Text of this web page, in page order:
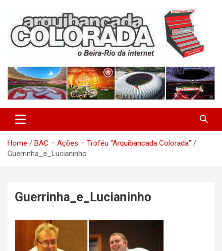
content
Arquibancada Colorada
Home
BAC – Ações – Troféu “Arquibancada Colorada”
Guerrinha_e_Lucianinho
Guerrinha_e_Lucianinho